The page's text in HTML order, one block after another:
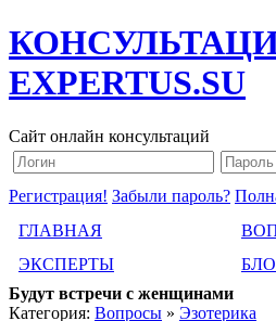
EXPERTUS.SU
Сайт онлайн консультаций
Регистрация! Забыли пароль?
ГЛАВНАЯ
ЭКСПЕРТЫ
Будут встречи с женщинами
Категория: Вопросы » Эзотерика